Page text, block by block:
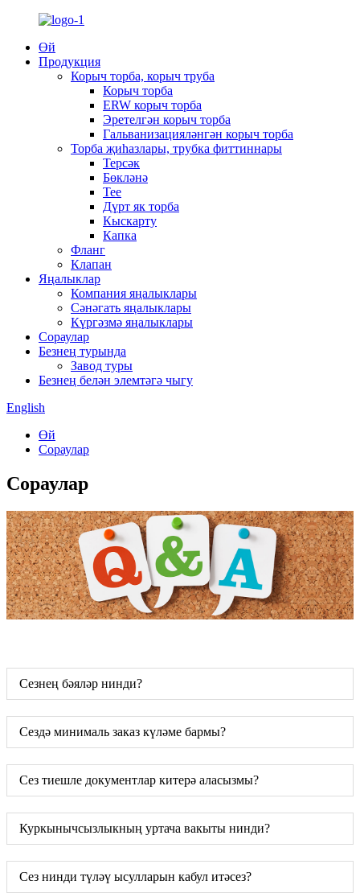
Өй
Продукция
Корыч торба, корыч труба
Корыч торба
ERW корыч торба
Эретелгән корыч торба
Гальванизацияләнгән корыч торба
Торба җиһазлары, трубка фиттиннары
Терсәк
Бөкләнә
Tee
Дүрт як торба
Кыскарту
Капка
Фланг
Клапан
Яңалыклар
Компания яңалыклары
Сәнәгать яңалыклары
Күргәзмә яңалыклары
Сораулар
Безнең турында
Завод туры
Безнең белән элемтәгә чыгу
English
Өй
Сораулар
Сораулар
Сезнең бәяләр нинди?
Сездә минималь заказ күләме бармы?
Сез тиешле документлар китерә аласызмы?
Куркынычсызлыкның уртача вакыты нинди?
Сез нинди түләү ысулларын кабул итәсез?